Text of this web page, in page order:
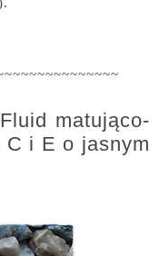
matująco-
C i E o jasnym